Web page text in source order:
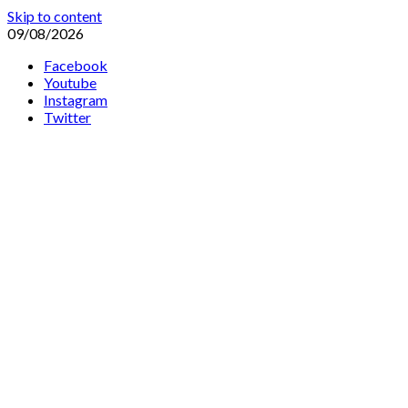
Skip to content
09/08/2026
Facebook
Youtube
Instagram
Twitter